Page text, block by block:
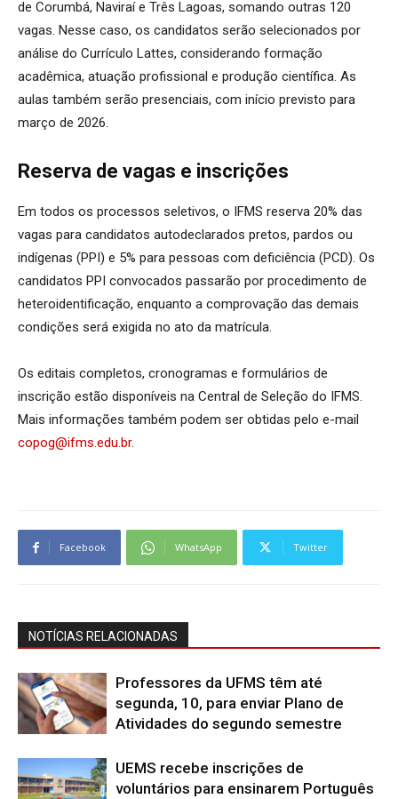
de Corumbá, Naviraí e Três Lagoas, somando outras 120
vagas. Nesse caso, os candidatos serão selecionados por
análise do Currículo Lattes, considerando formação
acadêmica, atuação profissional e produção científica. As
aulas também serão presenciais, com início previsto para
março de 2026.
Reserva de vagas e inscrições
Em todos os processos seletivos, o IFMS reserva 20% das
vagas para candidatos autodeclarados pretos, pardos ou
indígenas (PPI) e 5% para pessoas com deficiência (PCD). Os
candidatos PPI convocados passarão por procedimento de
heteroidentificação, enquanto a comprovação das demais
condições será exigida no ato da matrícula.
Os editais completos, cronogramas e formulários de
inscrição estão disponíveis na Central de Seleção do IFMS.
Mais informações também podem ser obtidas pelo e-mail
copog@ifms.edu.br.
Facebook WhatsApp Twitter
NOTÍCIAS RELACIONADAS
Professores da UFMS têm até
segunda, 10, para enviar Plano de
Atividades do segundo semestre
UEMS recebe inscrições de
voluntários para ensinarem Português